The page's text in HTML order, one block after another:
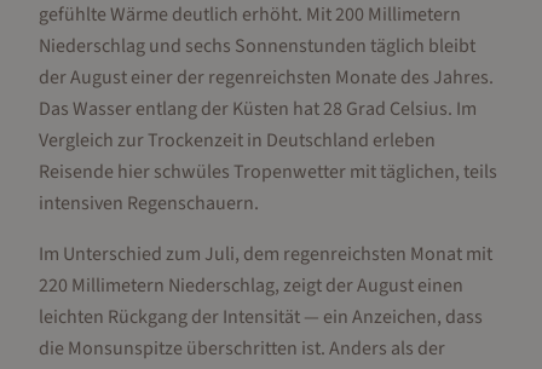
gefühlte Wärme deutlich erhöht. Mit 200 Millimetern
Niederschlag und sechs Sonnenstunden täglich bleibt
der August einer der regenreichsten Monate des Jahres.
Das Wasser entlang der Küsten hat 28 Grad Celsius. Im
Vergleich zur Trockenzeit in Deutschland erleben
Reisende hier schwüles Tropenwetter mit täglichen, teils
intensiven Regenschauern.
Im Unterschied zum Juli, dem regenreichsten Monat mit
220 Millimetern Niederschlag, zeigt der August einen
leichten Rückgang der Intensität — ein Anzeichen, dass
die Monsunspitze überschritten ist. Anders als der